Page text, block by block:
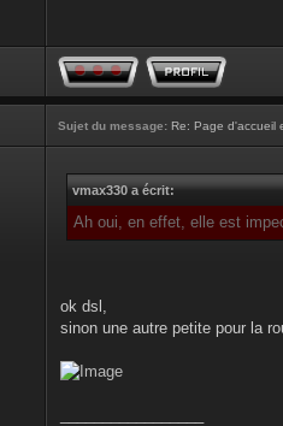
Sujet du message: Re: Page d'accueil
vmax330 a écrit:
Ah oui, en effet, elle est
ok dsl,
sinon une autre petite pour la